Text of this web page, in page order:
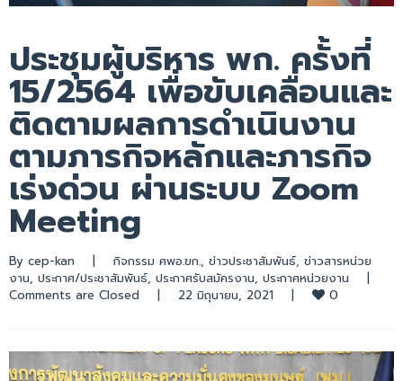
ประชุมผู้บริหาร พก. ครั้งที่
15/2564 เพื่อขับเคลื่อนและ
ติดตามผลการดำเนินงาน
ตามภารกิจหลักและภารกิจ
เร่งด่วน ผ่านระบบ Zoom
Meeting
By cep-kan | กิจกรรม ศพอ.ขก., ข่าวประชาสัมพันธ์, ข่าวสารหน่วย
งาน, ประกาศ/ประชาสัมพันธ์, ประกาศรับสมัครงาน, ประกาศหน่วยงาน
|
Comments are Closed
| 22 มิถุนายน, 2021 | 0